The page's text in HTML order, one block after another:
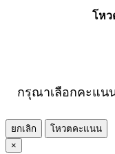
โห
กรุณาเลือกคะแน
ยกเลิก
โหวตคะแนน
×